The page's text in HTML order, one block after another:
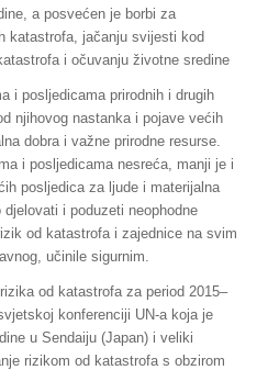
a posvećen je borbi za
katastrofa, jačanju svijesti kod
i očuvanju životne sredine
i posljedicama prirodnih i drugih
njihovog nastanka i pojave većih
dobra i važne prirodne resurse.
i posljedicama nesreća, manji je i
posljedica za ljude i materijalna
i poduzeti neophodne
od katastrofa i zajednice na svim
učinile sigurnim.
od katastrofa za period 2015–
konferenciji UN-a koja je
u Sendaiju (Japan) i veliki
rizikom od katastrofa s obzirom